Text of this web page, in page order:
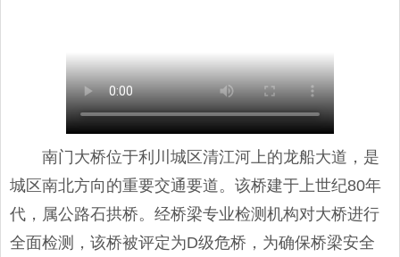
南门大桥位于利川城区清江河上的龙船大道，是
城区南北方向的重要交通要道。该桥建于上世纪80年
代，属公路石拱桥。经桥梁专业检测机构对大桥进行
全面检测，该桥被评定为D级危桥，为确保桥梁安全